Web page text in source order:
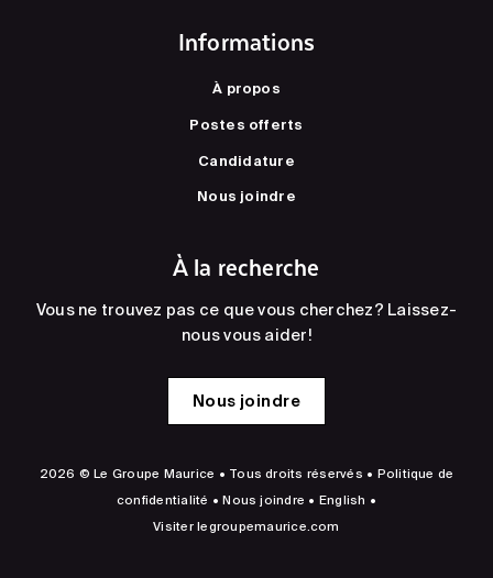
Informations
À propos
Postes offerts
Candidature
Nous joindre
À la recherche
Vous ne trouvez pas ce que vous cherchez? Laissez-
nous vous aider!
Nous joindre
2026 © Le Groupe Maurice • Tous droits réservés • Politique de
confidentialité •Nous joindre • English •
Visiterlegroupemaurice.com